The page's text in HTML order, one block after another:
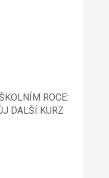
ROCE:
DALŠÍ KURZ